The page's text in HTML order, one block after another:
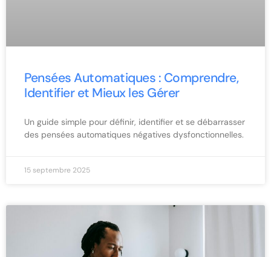
Pensées Automatiques : Comprendre,
Identifier et Mieux les Gérer
Un guide simple pour définir, identifier et se débarrasser
des pensées automatiques négatives dysfonctionnelles.
15 septembre 2025